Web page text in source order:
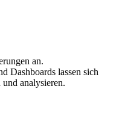
an.
Dashboards lassen sich
analysieren.